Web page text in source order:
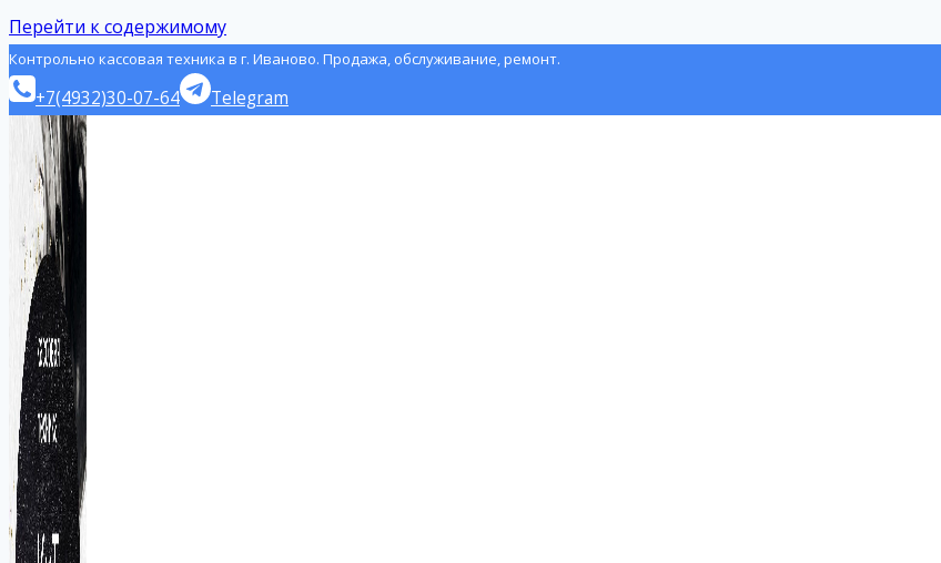
Перейти к содержимому
Контрольно кассовая техника в г. Иваново. Продажа, обслуживание, ремонт.
+7(4932)30-07-64 Telegram